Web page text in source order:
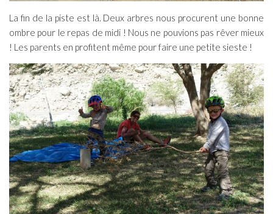
La fin de la piste est là. Deux arbres nous procurent une bonne
ombre pour le repas de midi ! Nous ne pouvions pas rêver mieux
! Les parents en profitent même pour faire une petite sieste !